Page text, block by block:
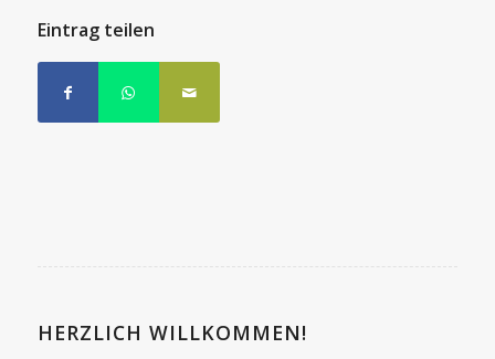
Eintrag teilen
HERZLICH WILLKOMMEN!